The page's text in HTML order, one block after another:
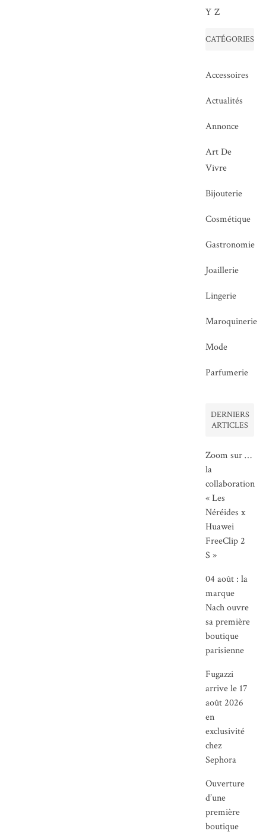
Y Z
CATÉGORIES
Accessoires
Actualités
Annonce
Art De
Vivre
Bijouterie
Cosmétique
Gastronomie
Joaillerie
Lingerie
Maroquinerie
Mode
Parfumerie
DERNIERS
ARTICLES
Zoom sur …
la
collaboration
« Les
Néréides x
Huawei
FreeClip 2
S »
04 août : la
marque
Nach ouvre
sa première
boutique
parisienne
Fugazzi
arrive le 17
août 2026
en
exclusivité
chez
Sephora
Ouverture
d’une
première
boutique